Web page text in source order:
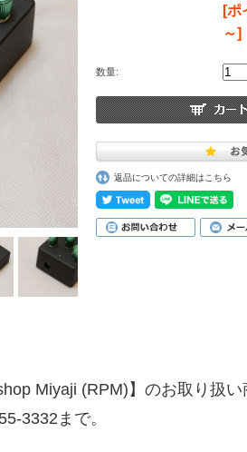
[ポ
～]
数量:
返品についての詳細はこちら
Miyaji (RPM)】のお取り扱い
3332まで。